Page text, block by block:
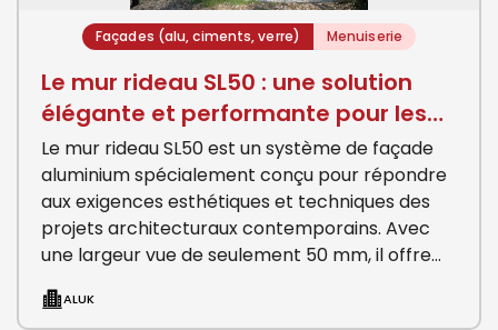
Façades (alu, ciments, verre) Menuiserie
Le mur rideau SL50 : une solution
élégante et performante pour les
façades conte
Le mur rideau SL50 est un système de façade
aluminium spécialement conçu pour répondre
aux exigences esthétiques et techniques des
projets architecturaux contemporains. Avec
une largeur vue de seulement 50 mm, il offre
ALUK